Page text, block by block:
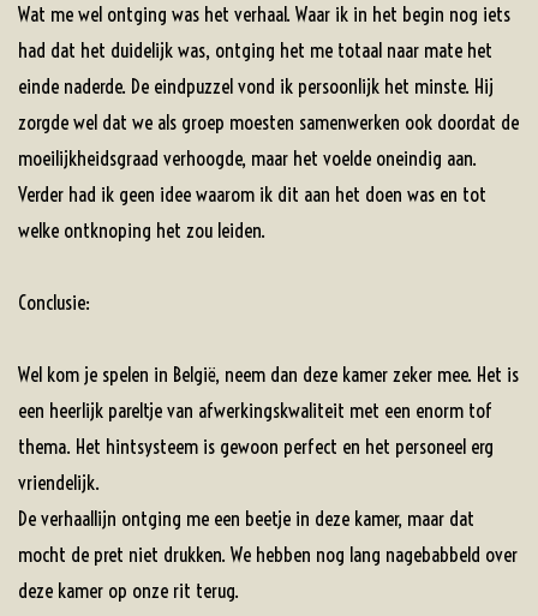
Wat me wel ontging was het verhaal. Waar ik in het begin nog iets
had dat het duidelijk was, ontging het me totaal naar mate het
einde naderde. De eindpuzzel vond ik persoonlijk het minste. Hij
zorgde wel dat we als groep moesten samenwerken ook doordat de
moeilijkheidsgraad verhoogde, maar het voelde oneindig aan.
Verder had ik geen idee waarom ik dit aan het doen was en tot
welke ontknoping het zou leiden.
Conclusie:
Wel kom je spelen in België, neem dan deze kamer zeker mee. Het is
een heerlijk pareltje van afwerkingskwaliteit met een enorm tof
thema. Het hintsysteem is gewoon perfect en het personeel erg
vriendelijk.
De verhaallijn ontging me een beetje in deze kamer, maar dat
mocht de pret niet drukken. We hebben nog lang nagebabbeld over
deze kamer op onze rit terug.